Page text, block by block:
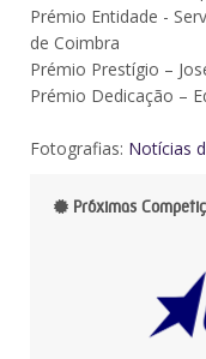
Prémio Entidade -
de Coimbra
Prémio Prestígio –
Prémio Dedicação –
Fotografias: Notícias
Próximas